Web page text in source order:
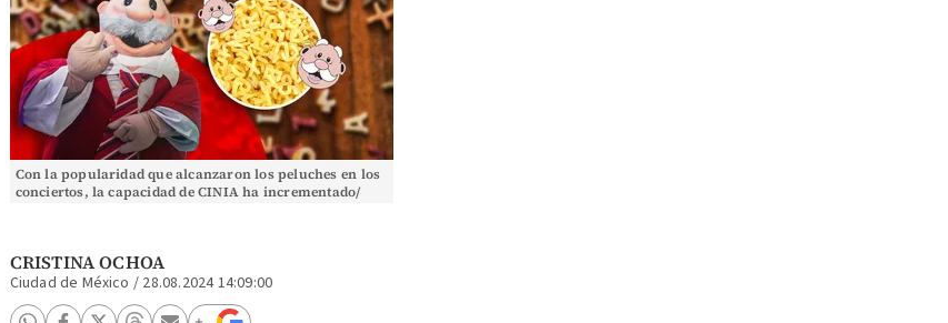
Con la popularidad que alcanzaron los peluches en los
conciertos, la capacidad de CINIA ha incrementado/
CRISTINA OCHOA
Ciudad de México / 28.08.2024 14:09:00